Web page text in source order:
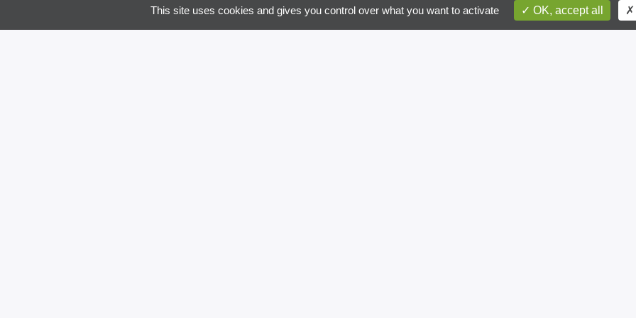
This site uses cookies and gives you control over what you want to activate OK, accept all